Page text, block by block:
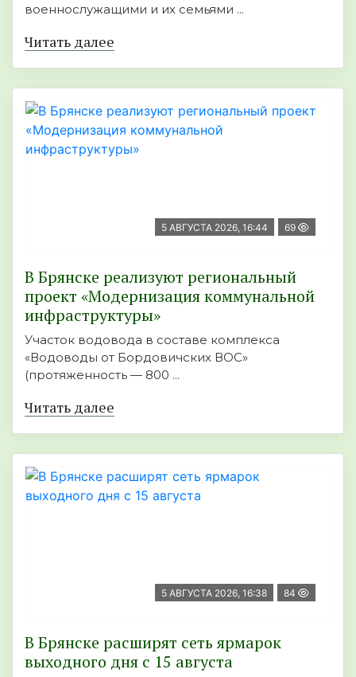
военнослужащими и их семьями ...
Читать далее
5 АВГУСТА 2026, 16:44 69
В Брянске реализуют региональный
проект «Модернизация коммунальной
инфраструктуры»
Участок водовода в составе комплекса
«Водоводы от Бордовичских ВОС»
(протяженность — 800 ...
Читать далее
5 АВГУСТА 2026, 16:38 84
В Брянске расширят сеть ярмарок
выходного дня с 15 августа